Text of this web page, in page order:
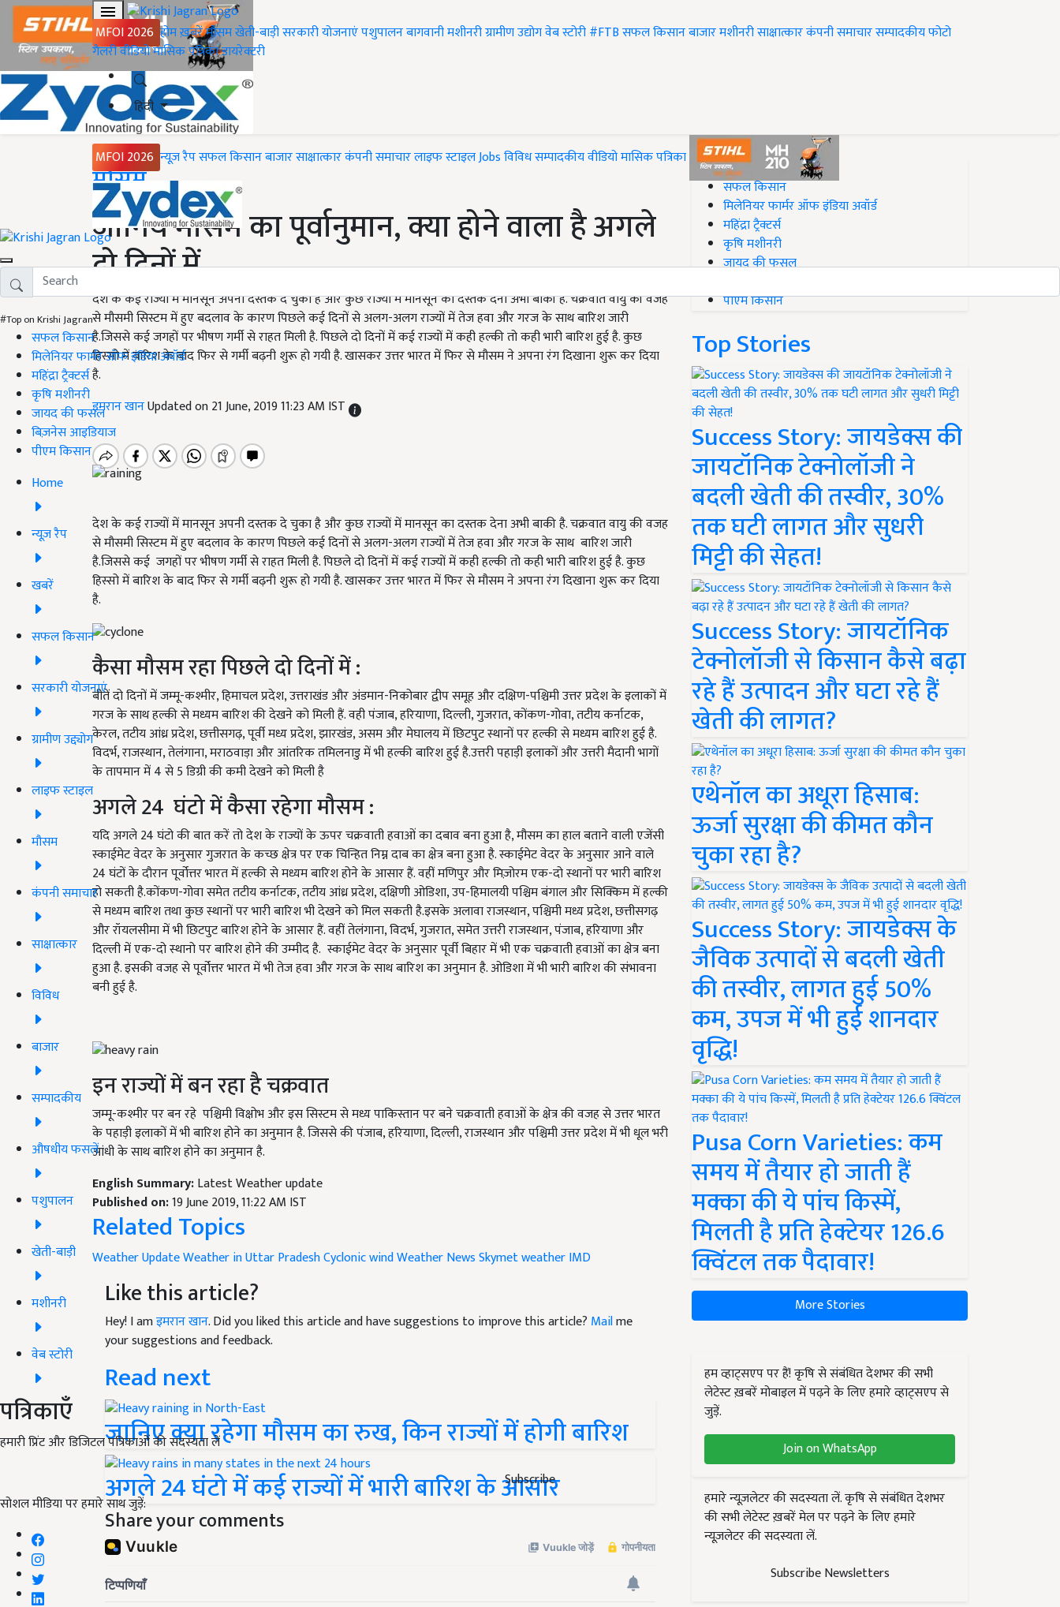
MFOI 2026 होमख़बरेंमौसमखेती-बाड़ीसरकारी योजनाएंपशुपालनबागवानीमशीनरीग्रामीण उद्योगवेब स्टोरी#FTBसफल किसानबाजारमशीनरीसाक्षात्कारकंपनी समाचारसम्पादकीयफोटो
गैलरीवीडियोमासिक पत्रिकाडायरेक्टरी
हिंदी
MFOI 2026 न्यूज़ रैपसफल किसानबाजारसाक्षात्कारकंपनी समाचारलाइफ स्टाइलJobsविविधसम्पादकीयवीडियोमासिक पत्रिका
#Top on Krishi Jagran
सफल किसान
मिलेनियर फार्मर ऑफ इंडिया अवॉर्ड
महिंद्रा ट्रैक्टर्स
कृषि मशीनरी
जायद की फसल
बिज़नेस आइडियाज
पीएम किसान
Home
न्यूज़ रैप
खबरें
सफल किसान
सरकारी योजनाएं
ग्रामीण उद्द्योग
लाइफ स्टाइल
मौसम
कंपनी समाचार
साक्षात्कार
विविध
बाजार
सम्पादकीय
औषधीय फसलें
पशुपालन
खेती-बाड़ी
मशीनरी
वेब स्टोरी
पत्रिकाएँ
हमारी प्रिंट और डिजिटल पत्रिकाओं की सदस्यता लें
Subscribe
सोशल मीडिया पर हमारे साथ जुड़ें:
Home
मौसम
जानिये मौसम का पूर्वानुमान, क्या होने वाला है अगले
दो दिनों में
देश के कई राज्यों में मानसून अपनी दस्तक दे चुका है और कुछ राज्यों में मानसून का दस्तक देना अभी बाकी है. चक्रवात वायु की वजह
से मौसमी सिस्टम में हुए बदलाव के कारण पिछले कई दिनों से अलग-अलग राज्यों में तेज हवा और गरज के साथ बारिश जारी
है.जिससे कई जगहों पर भीषण गर्मी से राहत मिली है. पिछले दो दिनों में कई राज्यों में कही हल्की तो कही भारी बारिश हुई है. कुछ
हिस्सो में बारिश के बाद फिर से गर्मी बढ़नी शुरू हो गयी है. खासकर उत्तर भारत में फिर से मौसम ने अपना रंग दिखाना शुरू कर दिया
है.
इमरान खानUpdated on 21 June, 2019 11:23 AM IST
देश के कई राज्यों में मानसून अपनी दस्तक दे चुका है और कुछ राज्यों में मानसून का दस्तक देना अभी बाकी है. चक्रवात वायु की वजह
से मौसमी सिस्टम में हुए बदलाव के कारण पिछले कई दिनों से अलग-अलग राज्यों में तेज हवा और गरज के साथ बारिश जारी
है.जिससे कई जगहों पर भीषण गर्मी से राहत मिली है. पिछले दो दिनों में कई राज्यों में कही हल्की तो कही भारी बारिश हुई है. कुछ
हिस्सो में बारिश के बाद फिर से गर्मी बढ़नी शुरू हो गयी है. खासकर उत्तर भारत में फिर से मौसम ने अपना रंग दिखाना शुरू कर दिया
है.
कैसा मौसम रहा पिछले दो दिनों में :
बीतें दो दिनों में जम्मू-कश्मीर, हिमाचल प्रदेश, उत्तराखंड और अंडमान-निकोबार द्वीप समूह और दक्षिण-पश्चिमी उत्तर प्रदेश के इलाकों में
गरज के साथ हल्की से मध्यम बारिश की देखने को मिली हैं. वही पंजाब, हरियाणा, दिल्ली, गुजरात, कोंकण-गोवा, तटीय कर्नाटक,
केरल, तटीय आंध्र प्रदेश, छत्तीसगढ़, पूर्वी मध्य प्रदेश, झारखंड, असम और मेघालय में छिटपुट स्थानों पर हल्की से मध्यम बारिश हुई है.
विदर्भ, राजस्थान, तेलंगाना, मराठवाड़ा और आंतरिक तमिलनाडु में भी हल्की बारिश हुई है.उत्तरी पहाड़ी इलाकों और उत्तरी मैदानी भागों
के तापमान में 4 से 5 डिग्री की कमी देखने को मिली है
अगले 24 घंटो में कैसा रहेगा मौसम :
यदि अगले 24 घंटो की बात करें तो देश के राज्यों के ऊपर चक्रवाती हवाओं का दबाव बना हुआ है, मौसम का हाल बताने वाली एजेंसी
स्काईमेट वेदर के अनुसार गुजरात के कच्छ क्षेत्र पर एक चिन्हित निम्न दाब का क्षेत्र बना हुआ है. स्काईमेट वेदर के अनुसार आने वाले
24 घंटों के दौरान पूर्वोत्तर भारत में हल्की से मध्यम बारिश होने के आसार हैं. वहीं मणिपुर और मिज़ोरम एक-दो स्थानों पर भारी बारिश
हो सकती है.कोंकण-गोवा समेत तटीय कर्नाटक, तटीय आंध्र प्रदेश, दक्षिणी ओडिशा, उप-हिमालयी पश्चिम बंगाल और सिक्किम में हल्की
से मध्यम बारिश तथा कुछ स्थानों पर भारी बारिश भी देखने को मिल सकती है.इसके अलावा राजस्थान, पश्चिमी मध्य प्रदेश, छत्तीसगढ़
और रॉयलसीमा में भी छिटपुट बारिश होने के आसार हैं. वहीं तेलंगाना, विदर्भ, गुजरात, समेत उत्तरी राजस्थान, पंजाब, हरियाणा और
दिल्ली में एक-दो स्थानो पर बारिश होने की उम्मीद है. स्काईमेट वेदर के अनुसार पूर्वी बिहार में भी एक चक्रवाती हवाओं का क्षेत्र बना
हुआ है. इसकी वजह से पूर्वोत्तर भारत में भी तेज हवा और गरज के साथ बारिश का अनुमान है. ओडिशा में भी भारी बारिश की संभावना
बनी हुई है.
इन राज्यों में बन रहा है चक्रवात
जम्मू-कश्मीर पर बन रहे पश्चिमी विक्षोभ और इस सिस्टम से मध्य पाकिस्तान पर बने चक्रवाती हवाओं के क्षेत्र की वजह से उत्तर भारत
के पहाड़ी इलाकों में भी बारिश होने का अनुमान है. जिससे की पंजाब, हरियाणा, दिल्ली, राजस्थान और पश्चिमी उत्तर प्रदेश में भी धूल भरी
आंधी के साथ बारिश होने का अनुमान है.
English Summary:Latest Weather update
Published on:19 June 2019, 11:22 AM IST
Related Topics
Weather UpdateWeather in Uttar PradeshCyclonic windWeather NewsSkymet weatherIMD
Like this article?
Hey! I amइमरान खान. Did you liked this article and have suggestions to improve this article? Mailme
your suggestions and feedback.
Read next
जानिए क्या रहेगा मौसम का रुख, किन राज्यों में होगी बारिश
अगले 24 घंटो में कई राज्यों में भारी बारिश के आसार
Share your comments
#Top on Krishi Jagran
सफल किसान
मिलेनियर फार्मर ऑफ इंडिया अवॉर्ड
महिंद्रा ट्रैक्टर्स
कृषि मशीनरी
जायद की फसल
पीएम किसान
Top Stories
Success Story: जायडेक्स की
जायटॉनिक टेक्नोलॉजी ने
बदली खेती की तस्वीर, 30%
तक घटी लागत और सुधरी
मिट्टी की सेहत!
Success Story: जायटॉनिक
टेक्नोलॉजी से किसान कैसे बढ़ा
रहे हैं उत्पादन और घटा रहे हैं
खेती की लागत?
एथेनॉल का अधूरा हिसाब:
ऊर्जा सुरक्षा की कीमत कौन
चुका रहा है?
Success Story: जायडेक्स के
जैविक उत्पादों से बदली खेती
की तस्वीर, लागत हुई 50%
कम, उपज में भी हुई शानदार
वृद्धि!
Pusa Corn Varieties: कम
समय में तैयार हो जाती हैं
मक्का की ये पांच किस्में,
मिलती है प्रति हेक्टेयर 126.6
क्विंटल तक पैदावार!
More Stories
हम व्हाट्सएप पर हैं! कृषि से संबंधित देशभर की सभी
लेटेस्ट ख़बरें मोबाइल में पढ़ने के लिए हमारे व्हाट्सएप से
जुड़ें.
Join on WhatsApp
हमारे न्यूज़लेटर की सदस्यता लें. कृषि से संबंधित देशभर
की सभी लेटेस्ट ख़बरें मेल पर पढ़ने के लिए हमारे
न्यूज़लेटर की सदस्यता लें.
Subscribe Newsletters